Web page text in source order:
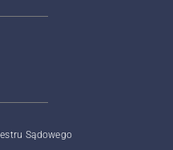
Sądowego